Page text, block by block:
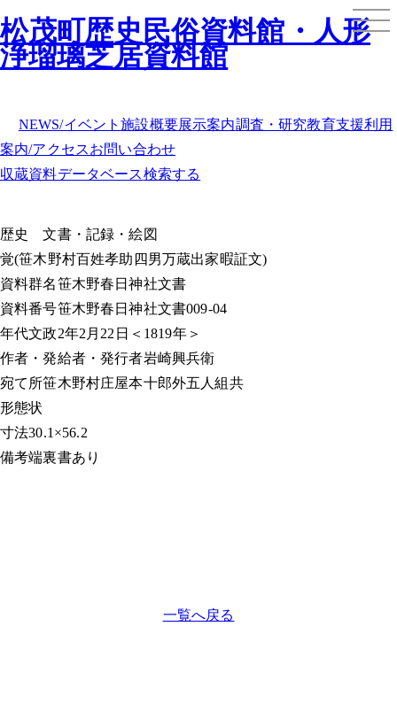
松茂町歴史民俗資料館・人形
浄瑠璃芝居資料館
NEWS/イベント施設概要展示案内調査・研究教育支援利用
案内/アクセスお問い合わせ
収蔵資料データベース検索する
歴史
文書・記録・絵図
覚(笹木野村百姓孝助四男万蔵出家暇証文)
資料群名笹木野春日神社文書
資料番号笹木野春日神社文書009-04
年代文政2年2月22日＜1819年＞
作者・発給者・発行者岩崎興兵衛
宛て所笹木野村庄屋本十郎外五人組共
形態状
寸法30.1×56.2
備考端裏書あり
一覧へ戻る